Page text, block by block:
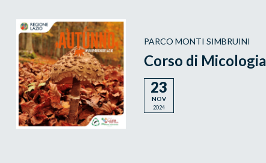
PARCO MONTI SIMBRUINI
Corso di Micologia
23
NOV
2024